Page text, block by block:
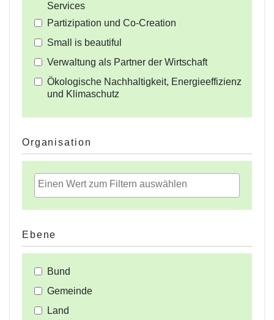
Services
Partizipation und Co-Creation
Small is beautiful
Verwaltung als Partner der Wirtschaft
Ökologische Nachhaltigkeit, Energieeffizienz
und Klimaschutz
Organisation
Ebene
Bund
Gemeinde
Land